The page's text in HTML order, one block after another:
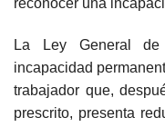
reconocer una
La Ley General
incapacidad
trabajador que,
prescrito, presenta